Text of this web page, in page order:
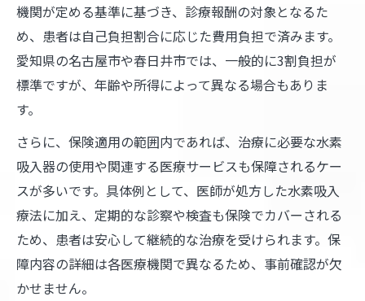
機関が定める基準に基づき、診療報酬の対象となるた
め、患者は自己負担割合に応じた費用負担で済みます。
愛知県の名古屋市や春日井市では、一般的に3割負担が
標準ですが、年齢や所得によって異なる場合もありま
す。
さらに、保険適用の範囲内であれば、治療に必要な水素
吸入器の使用や関連する医療サービスも保障されるケー
スが多いです。具体例として、医師が処方した水素吸入
療法に加え、定期的な診察や検査も保険でカバーされる
ため、患者は安心して継続的な治療を受けられます。保
障内容の詳細は各医療機関で異なるため、事前確認が欠
かせません。